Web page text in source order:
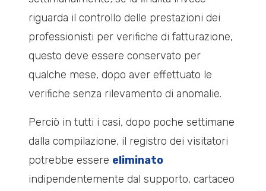
riguarda il controllo delle prestazioni dei
professionisti per verifiche di fatturazione,
questo deve essere conservato per
qualche mese, dopo aver effettuato le
verifiche senza rilevamento di anomalie.
Perciò in tutti i casi, dopo poche settimane
dalla compilazione, il registro dei visitatori
potrebbe essere eliminato
indipendentemente dal supporto, cartaceo